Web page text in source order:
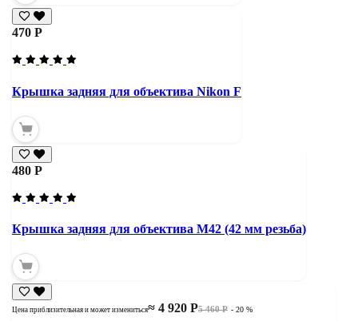
470 Р
Крышка задняя для объектива Nikon F
480 Р
Крышка задняя для объектива М42 (42 мм резьба)
5 460 Р
≈ 4 920 Р
Цена приблизительная и может измениться - 20 %